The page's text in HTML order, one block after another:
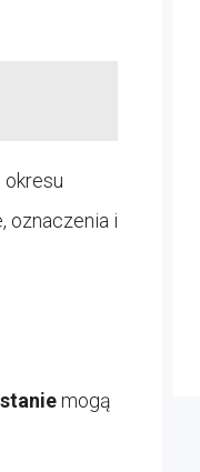
oznaczenia i
mogą